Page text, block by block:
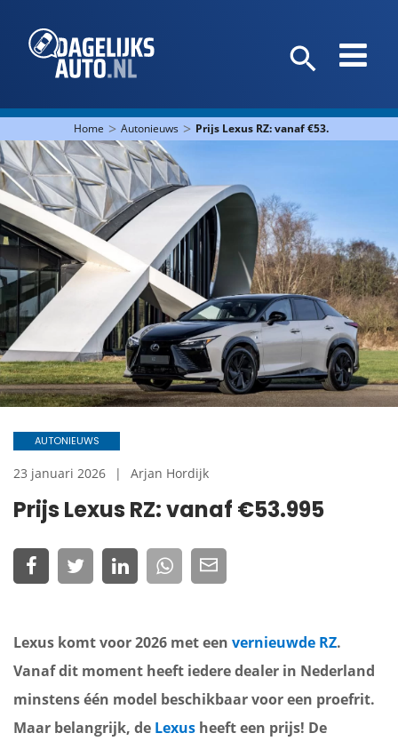
Home > Autonieuws > Prijs Lexus RZ: vanaf €53.995
Prijs Lexus RZ: vanaf €53.995
AUTONIEUWS
23 januari 2026 Arjan Hordijk
Lexus komt voor 2026 met een vernieuwde RZ.
Vanaf dit moment heeft iedere dealer in Nederland
minstens één model beschikbaar voor een proefrit.
Maar belangrijk, de Lexus heeft een prijs! De